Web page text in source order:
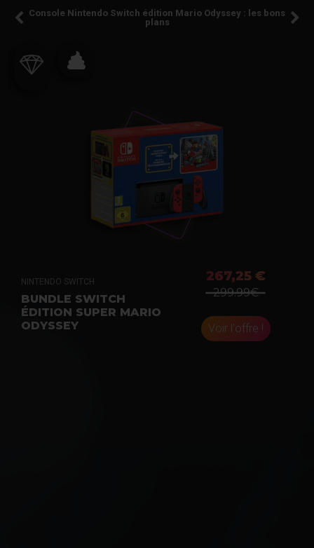
Console Nintendo Switch édition Mario Odyssey : les bons
plans
NINTENDO SWITCH
BUNDLE SWITCH
ÉDITION SUPER MARIO
ODYSSEY
267,25 €
299.99€
Voir l'offre !